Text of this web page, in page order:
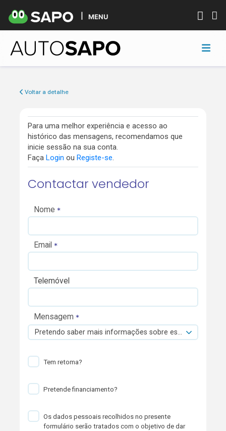
MENU
Voltar a detalhe
Para uma melhor experiência e acesso ao
histórico das mensagens, recomendamos que
inicie sessão na sua conta.
Faça Login ou Registe-se.
Contactar vendedor
Nome
Email
Telemóvel
Mensagem
Pretendo saber mais informações sobre esta viatura.
Tem retoma?
Pretende financiamento?
Os dados pessoais recolhidos no presente
formulário serão tratados com o objetivo de dar